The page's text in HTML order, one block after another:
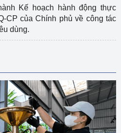
Kế hoạch hành động thực
CP của Chính phủ về công tác
dùng.